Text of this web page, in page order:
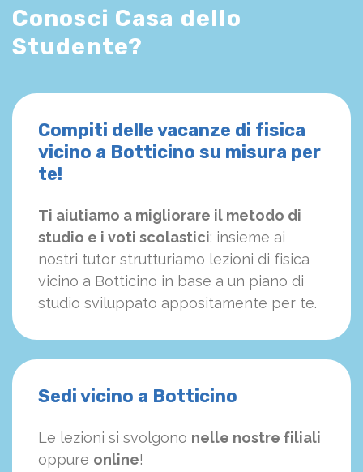
Conosci Casa dello
Studente?
Compiti delle vacanze di fisica
vicino a Botticino su misura per
te!
Ti aiutiamo a migliorare il metodo di
studio e i voti scolastici: insieme ai
nostri tutor strutturiamo lezioni di fisica
vicino a Botticino in base a un piano di
studio sviluppato appositamente per te.
Sedi vicino a Botticino
Le lezioni si svolgono nelle nostre filiali
oppure online!